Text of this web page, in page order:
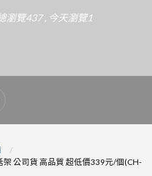
瀏覽437 , 今天瀏覽1
公司貨 高品質 超低價339元/個(CH-